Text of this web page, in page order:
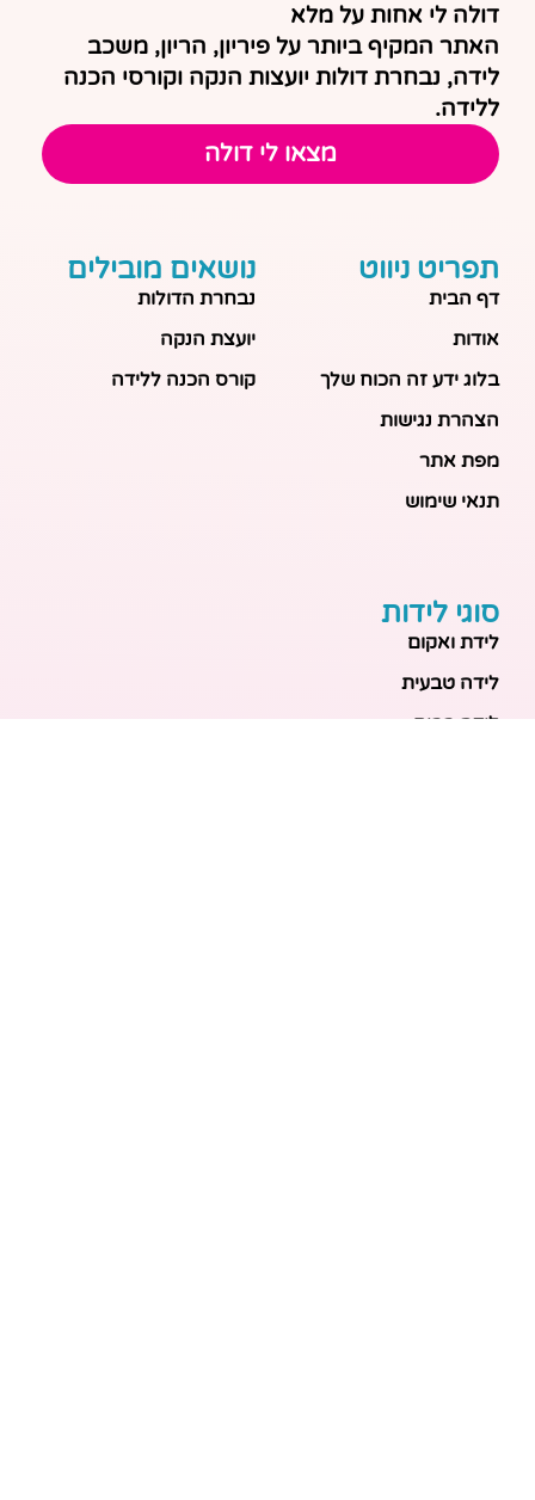
דולה לי אחות על מלא
האתר המקיף ביותר על פיריון, הריון, משכב
לידה, נבחרת דולות יועצות הנקה וקורסי הכנה
ללידה.
מצאו לי דולה
תפריט ניווט
דף הבית
אודות
בלוג ידע זה הכוח שלך
הצהרת נגישות
מפת אתר
תנאי שימוש
נושאים מובילים
נבחרת הדולות
יועצת הנקה
קורס הכנה ללידה
סוגי לידות
לידת ואקום
לידה טבעית
לידה בבית